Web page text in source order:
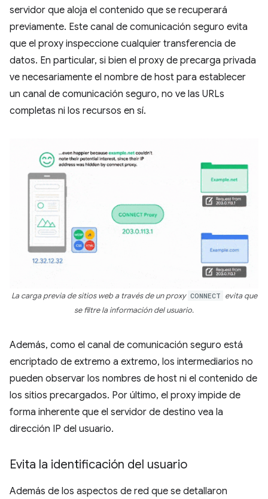
servidor que aloja el contenido que se recuperará
previamente. Este canal de comunicación seguro evita
que el proxy inspeccione cualquier transferencia de
datos. En particular, si bien el proxy de precarga privada
ve necesariamente el nombre de host para establecer
un canal de comunicación seguro, no ve las URLs
completas ni los recursos en sí.
La carga previa de sitios web a través de un proxy CONNECT evita que
se filtre la información del usuario.
Además, como el canal de comunicación seguro está
encriptado de extremo a extremo, los intermediarios no
pueden observar los nombres de host ni el contenido de
los sitios precargados. Por último, el proxy impide de
forma inherente que el servidor de destino vea la
dirección IP del usuario.
Evita la identificación del usuario
Además de los aspectos de red que se detallaron